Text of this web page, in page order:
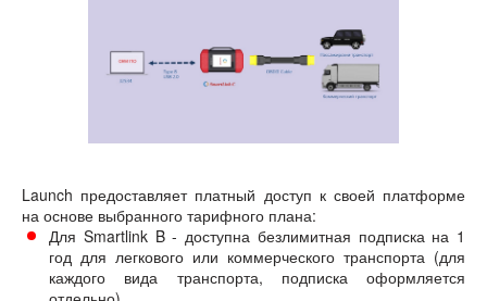
Launch предоставляет платный доступ к своей платформе
на основе выбранного тарифного плана:
Для Smartlink B - доступна безлимитная подписка на 1
год для легкового или коммерческого транспорта (для
каждого вида транспорта, подписка оформляется